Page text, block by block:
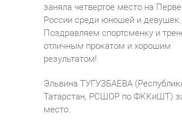
заняла четвертое место на
России среди юношей и девушек.
Поздравляем спортсменку и
отличным прокатом и хорошим
результатом!
Эльвина ТУГУЗБАЕВА
Татарстан, РСШОР по ФККиШТ)
место.